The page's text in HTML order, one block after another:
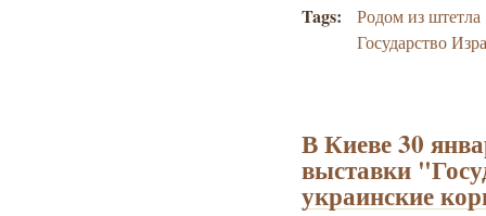
Tags:
Родом из штетла
Государство
В Киеве 30
выставки
украинские